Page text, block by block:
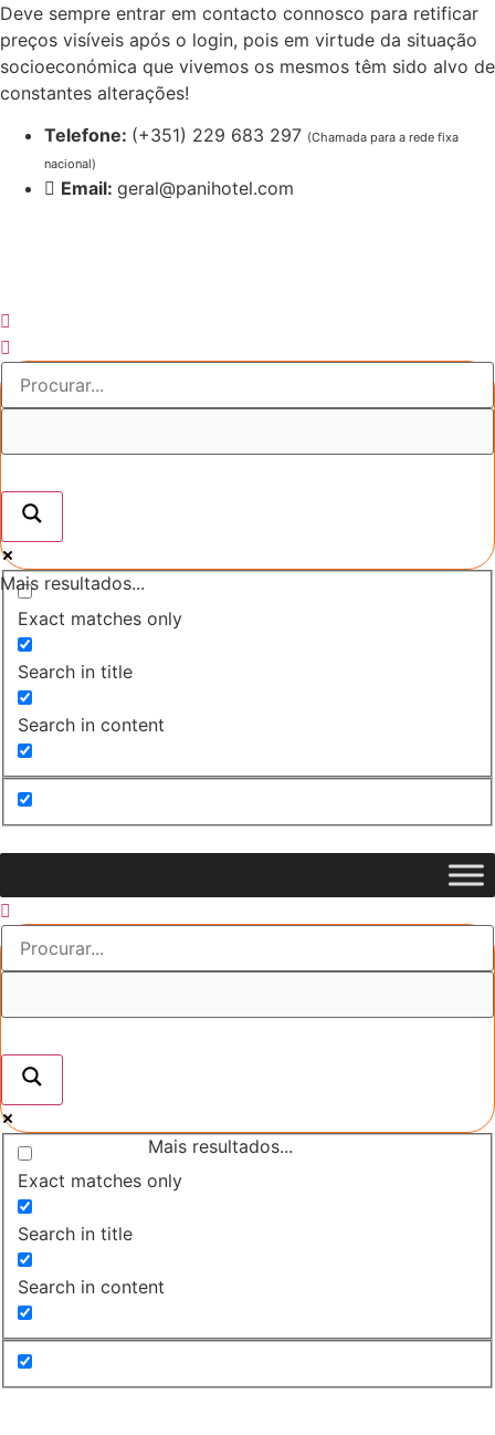
Pular
para
o
conteúdo
Deve sempre entrar em contacto connosco para retificar
preços visíveis após o login, pois em virtude da situação
socioeconómica que vivemos os mesmos têm sido alvo de
constantes alterações!
Telefone: (+351) 229 683 297 (Chamada para a rede fixa
nacional)
Email: geral@panihotel.com
Mais resultados...
Exact matches only
Search in title
Search in content
Mais resultados...
Exact matches only
Search in title
Search in content